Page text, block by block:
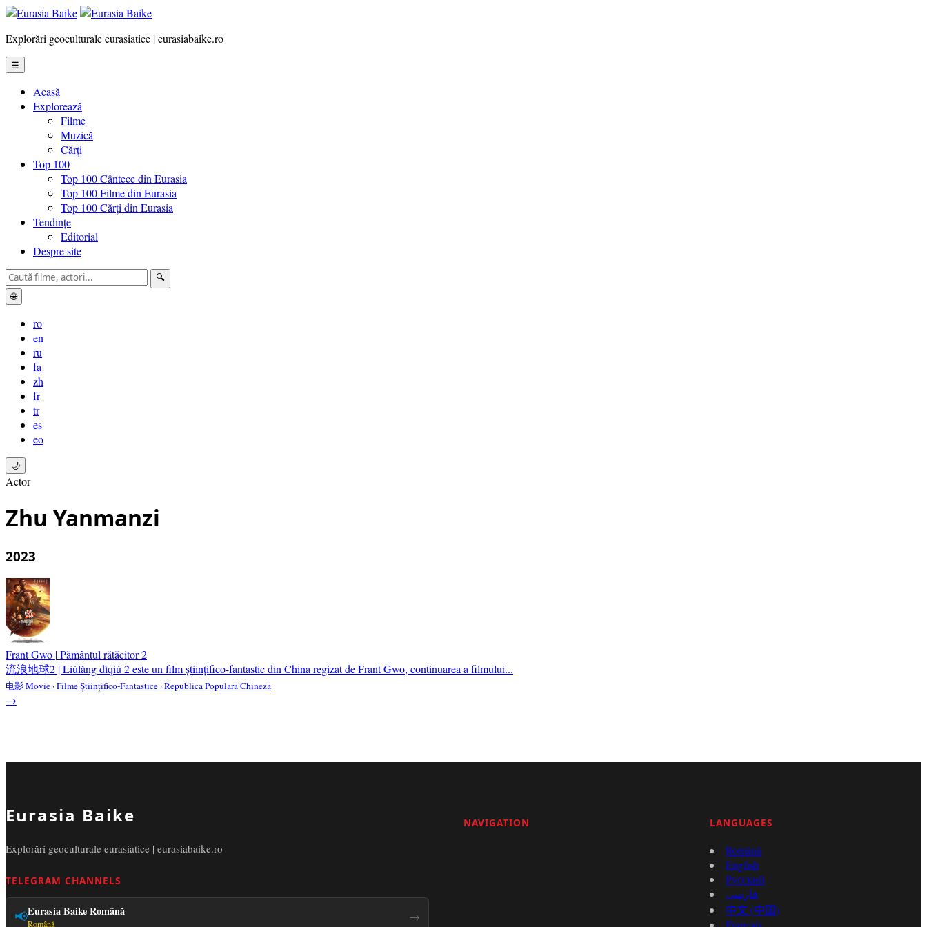
Explorări geoculturale eurasiatice | eurasiabaike.ro
☰
Acasă
Explorează
Filme
Muzică
Cărți
Top 100
Top 100 Cântece din Eurasia
Top 100 Filme din Eurasia
Top 100 Cărți din Eurasia
Tendințe
Editorial
Despre site
🔍
🌐
ro
en
ru
fa
zh
fr
tr
es
eo
🌙
Actor
Zhu Yanmanzi
2023
Frant Gwo |Pământul rătăcitor 2
流浪地球2 | Liúlàng dìqiú 2 este un film științifico-fantastic din China regizat de Frant Gwo, continuarea a filmului...
电影 Movie · Filme Științifico-Fantastice · Republica Populară Chineză
→
Eurasia Baike
Explorări geoculturale eurasiatice | eurasiabaike.ro
TELEGRAM CHANNELS
📢Eurasia Baike Română
Română →
NAVIGATION LANGUAGES
Română
English
Русский
فارسی
中文 (中国)